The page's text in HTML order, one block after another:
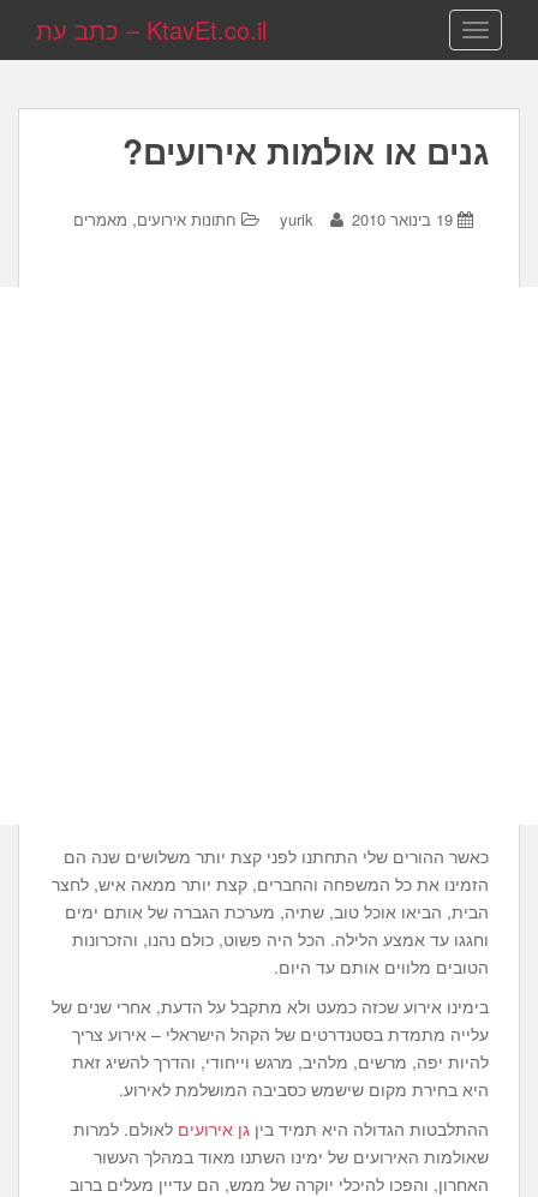
TOGGLE NAVIGATION KtavEt.co.il – כתב עת
גנים או אולמות אירועים?
19 בינואר 2010 yurik חתונות אירועים, מאמרים
כאשר ההורים שלי התחתנו לפני קצת יותר משלושים שנה הם
הזמינו את כל המשפחה והחברים, קצת יותר ממאה איש, לחצר
הבית, הביאו אוכל טוב, שתיה, מערכת הגברה של אותם ימים
וחגגו עד אמצע הלילה. הכל היה פשוט, כולם נהנו, והזכרונות
הטובים מלווים אותם עד היום.
בימינו אירוע שכזה כמעט ולא מתקבל על הדעת, אחרי שנים של
עלייה מתמדת בסטנדרטים של הקהל הישראלי – אירוע צריך
להיות יפה, מרשים, מלהיב, מרגש וייחודי, והדרך להשיג זאת
היא בחירת מקום שישמש כסביבה המושלמת לאירוע.
ההתלבטות הגדולה היא תמיד בין גן אירועים לאולם. למרות
שאולמות האירועים של ימינו השתנו מאוד במהלך העשור
האחרון, והפכו להיכלי יוקרה של ממש, הם עדיין מעלים ברוב